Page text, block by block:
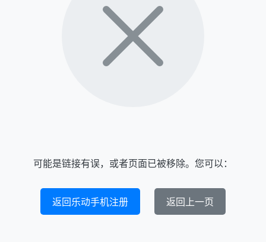
可能是链接有误，或者页面已被移除。您可以：
返回乐动手机注册 返回上一页